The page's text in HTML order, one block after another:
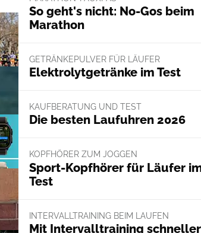
So geht's nicht: No-Gos beim
Marathon
GETRÄNKEPULVER FÜR LÄUFER
Elektrolytgetränke im Test
KAUFBERATUNG UND TEST
Die besten Laufuhren 2026
KOPFHÖRER ZUM JOGGEN
Sport-Kopfhörer für Läufer
Test
INTERVALLTRAINING BEIM LAUFEN
Mit Intervalltraining schneller